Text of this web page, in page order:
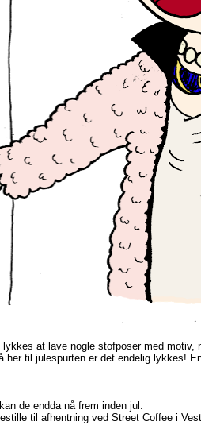
at lave nogle stofposer med
her til julespurten er det endelig lykkes!
de endda nå frem inden jul.
til afhentning ved Street Coffee i